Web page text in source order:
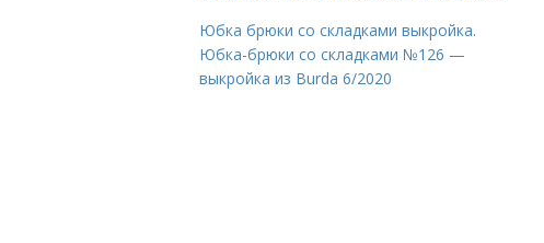
Юбка брюки со складками выкройка.
Юбка-брюки со складками №126 —
выкройка из Burda 6/2020